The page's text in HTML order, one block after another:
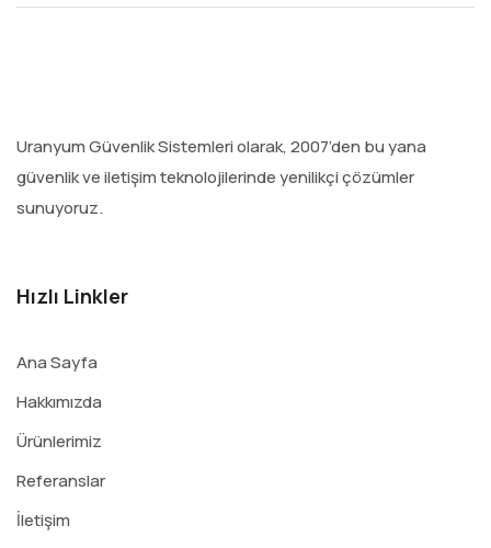
Uranyum Güvenlik Sistemleri olarak, 2007’den bu yana
güvenlik ve iletişim teknolojilerinde yenilikçi çözümler
sunuyoruz.
Hızlı Linkler
Ana Sayfa
Hakkımızda
Ürünlerimiz
Referanslar
İletişim